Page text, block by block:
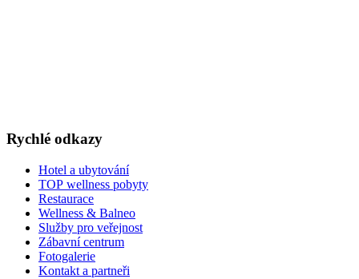
Rychlé odkazy
Hotel a ubytování
TOP wellness pobyty
Restaurace
Wellness & Balneo
Služby pro veřejnost
Zábavní centrum
Fotogalerie
Kontakt a partneři